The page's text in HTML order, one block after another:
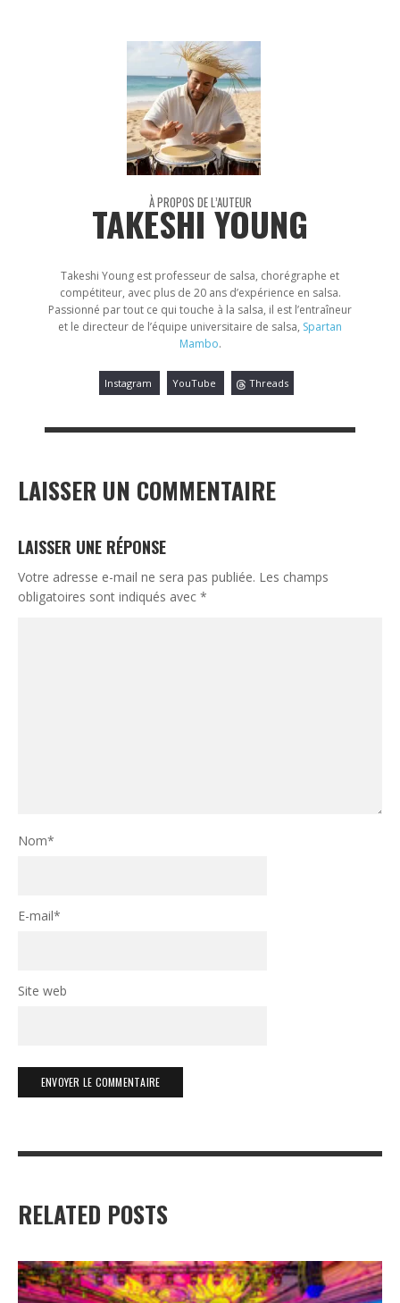
À PROPOS DE L’AUTEUR
TAKESHI YOUNG
Takeshi Young est professeur de salsa, chorégraphe et
compétiteur, avec plus de 20 ans d’expérience en salsa.
Passionné par tout ce qui touche à la salsa, il est l’entraîneur
et le directeur de l’équipe universitaire de salsa, Spartan
Mambo.
Instagram YouTube Threads
LAISSER UN COMMENTAIRE
LAISSER UNE RÉPONSE
Votre adresse e-mail ne sera pas publiée. Les champs
obligatoires sont indiqués avec *
Nom*
E-mail*
Site web
RELATED POSTS